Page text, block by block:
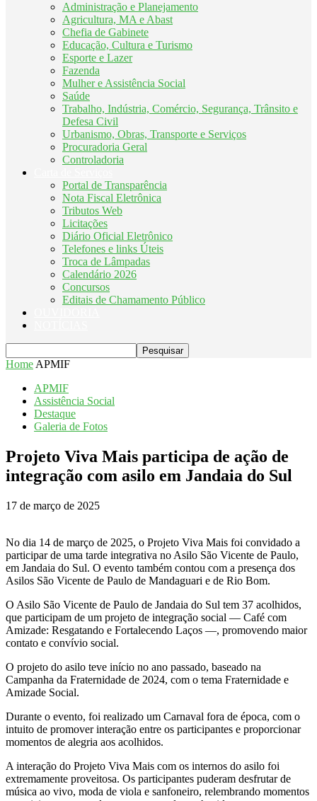
Administração e Planejamento
Agricultura, MA e Abast
Chefia de Gabinete
Educação, Cultura e Turismo
Esporte e Lazer
Fazenda
Mulher e Assistência Social
Saúde
Trabalho, Indústria, Comércio, Segurança, Trânsito e
Defesa Civil
Urbanismo, Obras, Transporte e Serviços
Procuradoria Geral
Controladoria
Portal de Transparência
Nota Fiscal Eletrônica
Tributos Web
Licitações
Diário Oficial Eletrônico
Telefones e links Úteis
Troca de Lâmpadas
Calendário 2026
Concursos
Editais de Chamamento Público
Home APMIF
APMIF
Assistência Social
Destaque
Galeria de Fotos
Projeto Viva Mais participa de ação de
integração com asilo em Jandaia do Sul
17 de março de 2025
No dia 14 de março de 2025, o Projeto Viva Mais foi convidado a
participar de uma tarde integrativa no Asilo São Vicente de Paulo,
em Jandaia do Sul. O evento também contou com a presença dos
Asilos São Vicente de Paulo de Mandaguari e de Rio Bom.
O Asilo São Vicente de Paulo de Jandaia do Sul tem 37 acolhidos,
que participam de um projeto de integração social — Café com
Amizade: Resgatando e Fortalecendo Laços —, promovendo maior
contato e convívio social.
O projeto do asilo teve início no ano passado, baseado na
Campanha da Fraternidade de 2024, com o tema Fraternidade e
Amizade Social.
Durante o evento, foi realizado um Carnaval fora de época, com o
intuito de promover interação entre os participantes e proporcionar
momentos de alegria aos acolhidos.
A interação do Projeto Viva Mais com os internos do asilo foi
extremamente proveitosa. Os participantes puderam desfrutar de
música ao vivo, moda de viola e sanfoneiro, relembrando momentos